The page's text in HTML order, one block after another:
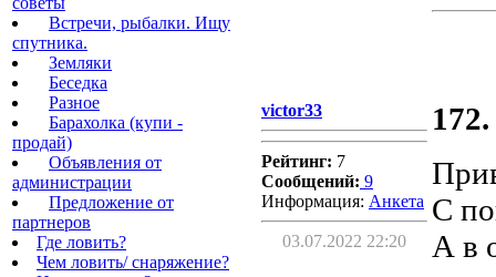
Встречи, рыбалки. Ищу
спутника.
Земляки
Беседка
Разное
Барахолка (купи -
продай)
Объявления от
администрации
Предложение от
партнеров
Где ловить?
Чем ловить/ снаряжение?
victor33
Рейтинг: 7
Сообщений: 9
Информация: Aнкета
03.07.2022 22:20
172.
С
А в